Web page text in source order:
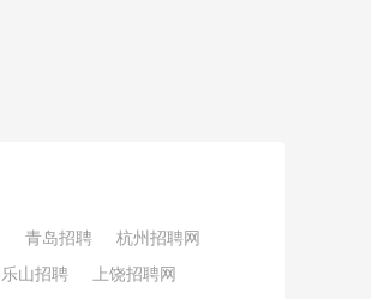
青岛招聘
杭州招聘网
乐山招聘 上饶招聘网